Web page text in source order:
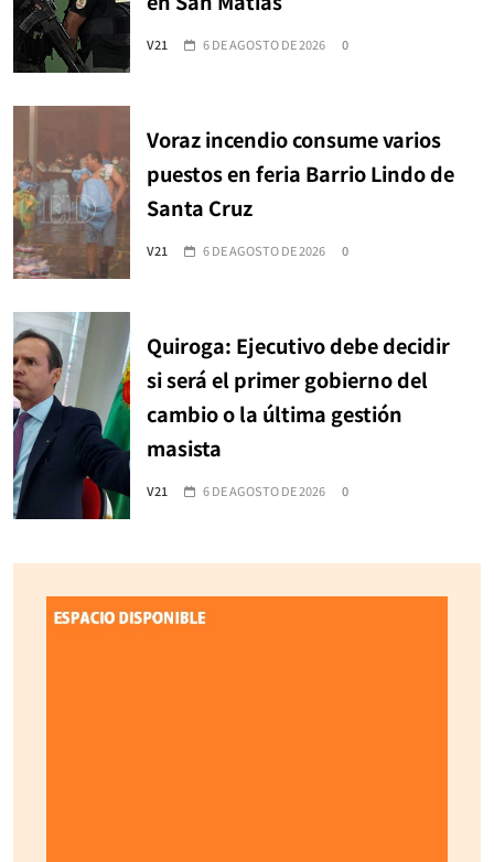
V21 6 DE AGOSTO DE 2026 0
Voraz incendio consume varios
puestos en feria Barrio Lindo de
Santa Cruz
V21 6 DE AGOSTO DE 2026 0
Quiroga: Ejecutivo debe decidir
si será el primer gobierno del
cambio o la última gestión
masista
V21 6 DE AGOSTO DE 2026 0